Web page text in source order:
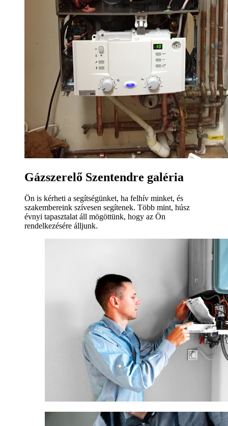
Gázszerelő Szentendre galéria
Ön is kérheti a segítségünket, ha felhív minket, és
szakembereink szívesen segítenek. Több mint, húsz
évnyi tapasztalat áll mögöttünk, hogy az Ön
rendelkezésére álljunk.